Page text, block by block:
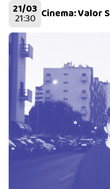
21/03
21:30 Cinema: Valor